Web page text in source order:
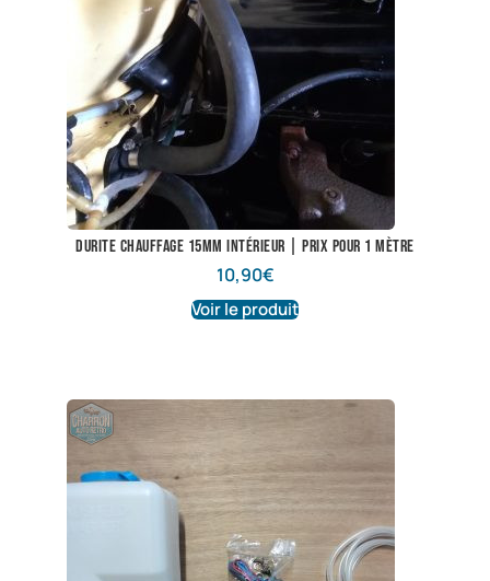
Durite chauffage 15mm intérieur | Prix pour 1 mètre
10,90€
Voir le produit